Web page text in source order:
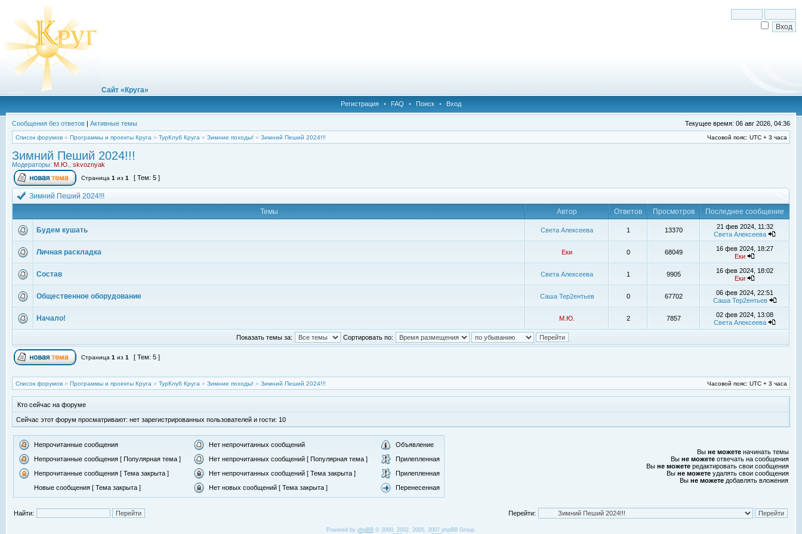
Сайт «Круга»
Регистрация • FAQ • Поиск • Вход
Сообщения без ответов | Активные темы Текущее время: 06 авг 2026, 04:36
Список форумов » Программы и проекты Круга » ТурКлуб Круга » Зимние походы! » Зимний Пеший 2024!!! Часовой пояс: UTC + 3 часа
Зимний Пеший 2024!!!
Модераторы: М.Ю. skvoznyak
Страница 1 из 1 [ Тем: 5 ]
Зимний Пеший 2024!!!
Темы
Автор Ответов Просмотров Последнее сообщение
Будем кушать Света Алексеева 1 13370
21 фев 2024, 11:32
Света Алексеева
Личная раскладка Еки 0 68049
16 фев 2024, 18:27
Еки
Состав Света Алексеева 1 9905
16 фев 2024, 18:02
Еки
Общественное оборудование Саша Тер2ентьев 0 67702
06 фев 2024, 22:51
Саша Тер2ентьев
Начало! М.Ю. 2 7857
02 фев 2024, 13:08
Света Алексеева
Показать темы за: Сортировать по:
Страница 1 из 1 [ Тем: 5 ]
Список форумов » Программы и проекты Круга » ТурКлуб Круга » Зимние походы! » Зимний Пеший 2024!!! Часовой пояс: UTC + 3 часа
Кто сейчас на форуме
Сейчас этот форум просматривают: нет зарегистрированных пользователей и гости: 10
Непрочитанные сообщения Нет непрочитанных сообщений
Объявление
Непрочитанные сообщения [ Популярная тема ]
Нет непрочитанных сообщений [ Популярная тема ]
Прилепленная
Непрочитанные сообщения [ Тема закрыта ]
Нет непрочитанных сообщений [ Тема закрыта ]
Прилепленная
Новые сообщения [ Тема закрыта ]
Нет новых сообщений [ Тема закрыта ] Перенесенная
Вы не можете начинать темы
Вы не можете отвечать на сообщения
Вы не можете редактировать свои сообщения
Вы не можете удалять свои сообщения
Вы не можете добавлять вложения
Найти: Перейти:
Powered by phpBB© 2000, 2002, 2005, 2007 phpBB Group.